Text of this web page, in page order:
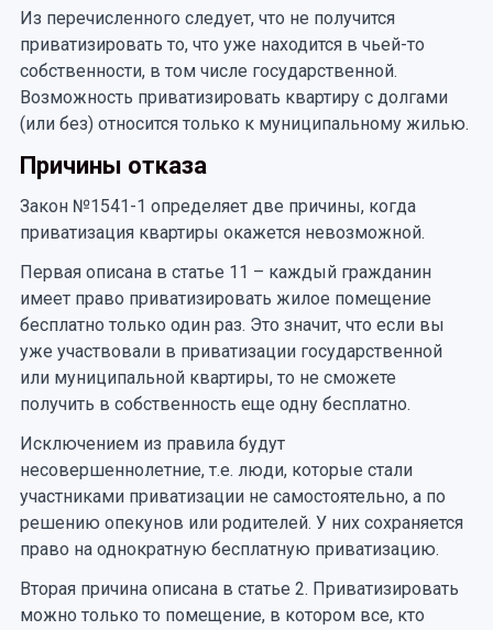
Из перечисленного следует, что не получится
приватизировать то, что уже находится в чьей-то
собственности, в том числе государственной.
Возможность приватизировать квартиру с долгами
(или без) относится только к муниципальному жилью.
Причины отказа
Закон №1541-1 определяет две причины, когда
приватизация квартиры окажется невозможной.
Первая описана в статье 11 – каждый гражданин
имеет право приватизировать жилое помещение
бесплатно только один раз. Это значит, что если вы
уже участвовали в приватизации государственной
или муниципальной квартиры, то не сможете
получить в собственность еще одну бесплатно.
Исключением из правила будут
несовершеннолетние, т.е. люди, которые стали
участниками приватизации не самостоятельно, а по
решению опекунов или родителей. У них сохраняется
право на однократную бесплатную приватизацию.
Вторая причина описана в статье 2. Приватизировать
можно только то помещение, в котором все, кто